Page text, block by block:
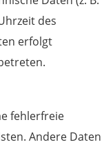
des
erfolgt
fehlerfreie
Andere Daten